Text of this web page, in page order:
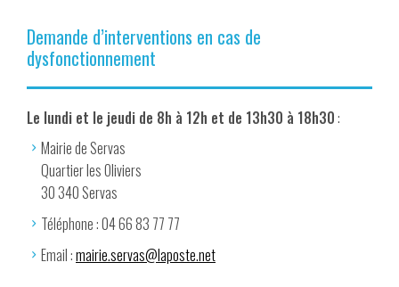
Demande d’interventions en cas de
dysfonctionnement
Le lundi et le jeudi de 8h à 12h et de 13h30 à 18h30:
Mairie de Servas
Quartier les Oliviers
30 340 Servas
Téléphone : 04 66 83 77 77
Email :mairie.servas@laposte.net